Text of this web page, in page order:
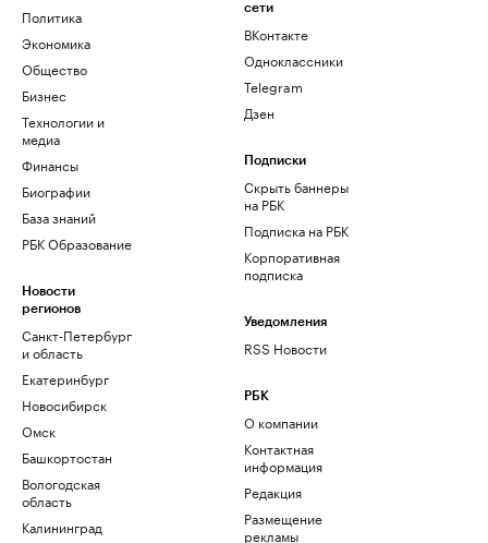
Политика
Экономика
Общество
Бизнес
Технологии и
медиа
Финансы
Биографии
База знаний
РБК Образование
Новости
регионов
Санкт-Петербург
и область
Екатеринбург
Новосибирск
Омск
Башкортостан
Вологодская
область
Калининград
сети
ВКонтакте
Одноклассники
Telegram
Дзен
Подписки
Скрыть баннеры
на РБК
Подписка на РБК
Корпоративная
подписка
Уведомления
RSS Новости
РБК
О компании
Контактная
информация
Редакция
Размещение
рекламы